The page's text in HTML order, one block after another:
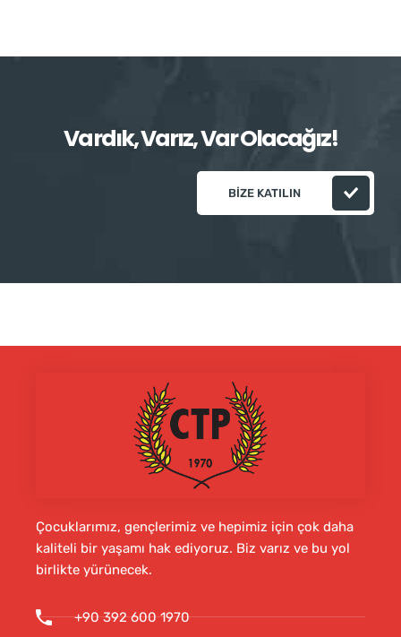
Vardık, Varız, Var Olacağız!
BIZE KATILIN
Çocuklarımız, gençlerimiz ve hepimiz için çok daha
kaliteli bir yaşamı hak ediyoruz. Biz varız ve bu yol
birlikte yürünecek.
+90 392 600 1970